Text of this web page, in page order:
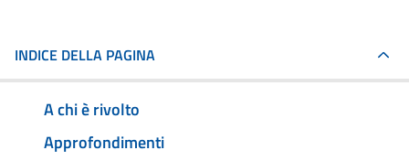
INDICE DELLA PAGINA
A chi è rivolto
Approfondimenti